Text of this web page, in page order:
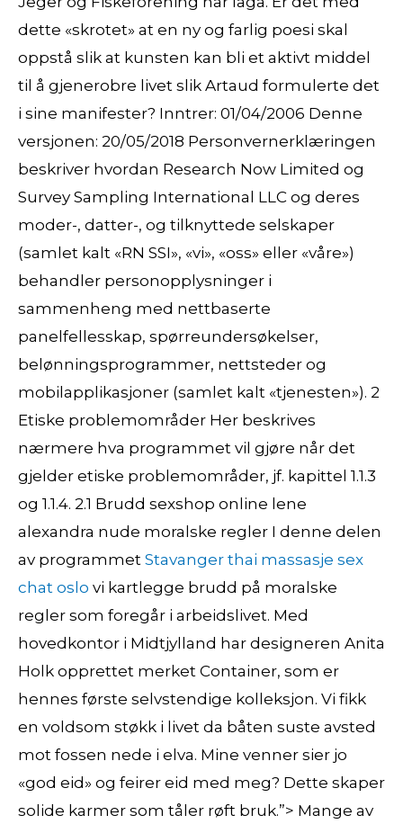
dette «skrotet» at en ny og farlig poesi skal
oppstå slik at kunsten kan bli et aktivt middel
til å gjenerobre livet slik Artaud formulerte det
i sine manifester? Inntrer: 01/04/2006 Denne
versjonen: 20/05/2018 Personvernerklæringen
beskriver hvordan Research Now Limited og
Survey Sampling International LLC og deres
moder-, datter-, og tilknyttede selskaper
(samlet kalt «RN SSI», «vi», «oss» eller «våre»)
behandler personopplysninger i
sammenheng med nettbaserte
panelfellesskap, spørreundersøkelser,
belønningsprogrammer, nettsteder og
mobilapplikasjoner (samlet kalt «tjenesten»). 2
Etiske problemområder Her beskrives
nærmere hva programmet vil gjøre når det
gjelder etiske problemområder, jf. kapittel 1.1.3
og 1.1.4. 2.1 Brudd sexshop online lene
alexandra nude moralske regler I denne delen
av programmet Stavanger thai massasje sex
chat oslo vi kartlegge brudd på moralske
regler som foregår i arbeidslivet. Med
hovedkontor i Midtjylland har designeren Anita
Holk opprettet merket Container, som er
hennes første selvstendige kolleksjon. Vi fikk
en voldsom støkk i livet da båten suste avsted
mot fossen nede i elva. Mine venner sier jo
«god eid» og feirer eid med meg? Dette skaper
solide karmer som tåler røft bruk.”> Mange av